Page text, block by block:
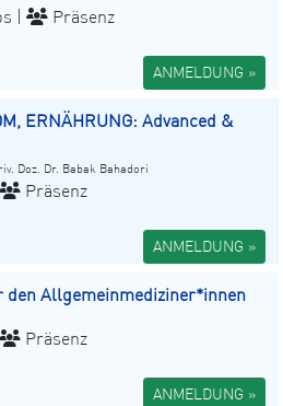
|
Präsenz
ANMELDUNG »
ERNÄHRUNG: Advanced &
Doz. Dr. Babak Bahadori
Präsenz
ANMELDUNG »
den Allgemeinmediziner*innen
Präsenz
ANMELDUNG »